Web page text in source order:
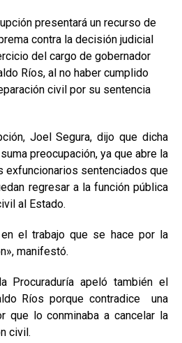
presentará un recurso de
contra la decisión judicial
del cargo de gobernador
Ríos, al no haber cumplido
civil por su sentencia
Joel Segura, dijo que dicha
preocupación, ya que abre la
sentenciados que
regresar a la función pública
al Estado.
el trabajo que se hace por la
manifestó.
Procuraduría apeló también el
Ríos porque contradice una
que lo conminaba a cancelar la
civil.